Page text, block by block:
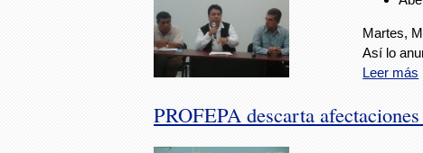
Martes,
Así lo
Leer más
PROFEPA descarta